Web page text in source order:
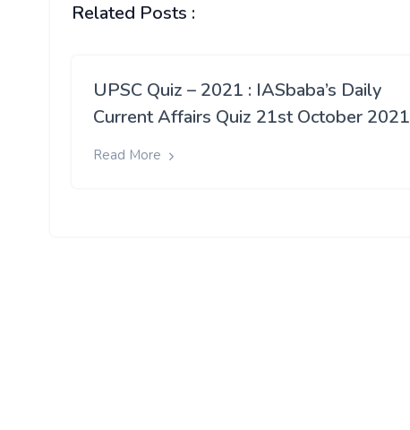
Related Posts :
UPSC Quiz – 2021 : IASbaba’s Daily
Current Affairs Quiz 21st October 2021
Read More